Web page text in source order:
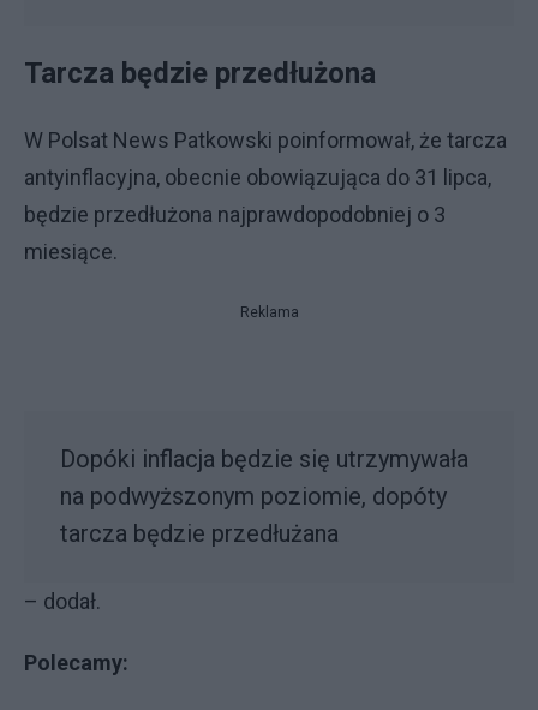
Tarcza będzie przedłużona
W Polsat News Patkowski poinformował, że tarcza
antyinflacyjna, obecnie obowiązująca do 31 lipca,
będzie przedłużona najprawdopodobniej o 3
miesiące.
Reklama
Dopóki inflacja będzie się utrzymywała
na podwyższonym poziomie, dopóty
tarcza będzie przedłużana
– dodał.
Polecamy: